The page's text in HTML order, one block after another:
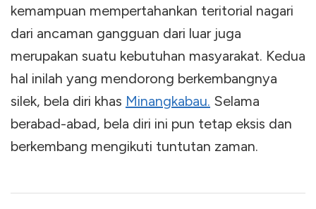
kemampuan mempertahankan teritorial nagari
dari ancaman gangguan dari luar juga
merupakan suatu kebutuhan masyarakat. Kedua
hal inilah yang mendorong berkembangnya
silek, bela diri khas Minangkabau. Selama
berabad-abad, bela diri ini pun tetap eksis dan
berkembang mengikuti tuntutan zaman.